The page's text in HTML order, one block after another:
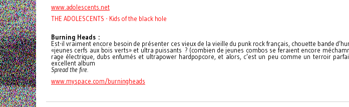
www.adolescents.net
THE ADOLESCENTS - Kids of the black hole
Burning Heads :
Est-il vraiment encore besoin de présenter ces vieux de la vieille du punk rock français, chouette bande
«jeunes cerfs aux bois verts» et ultra puissants ? (combien de jeunes combos se feraient encore
rage électrique, dubs enfumés et ultrapower hardpopcore, et alors, c’est un peu comme un terroir
excellent album
Spread the fire.
www.myspace.com/burningheads